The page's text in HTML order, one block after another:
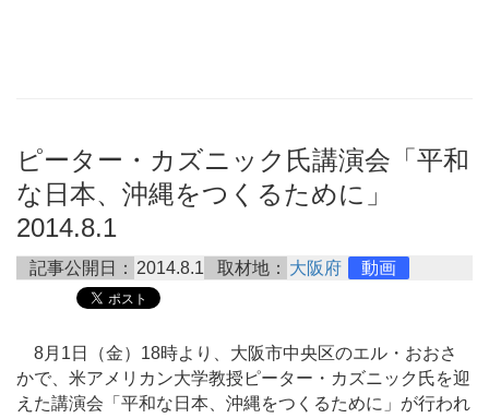
ピーター・カズニック氏講演会「平和
な日本、沖縄をつくるために」
2014.8.1
記事公開日： 2014.8.1 取材地： 大阪府 動画
8月1日（金）18時より、大阪市中央区のエル・おおさ
かで、米アメリカン大学教授ピーター・カズニック氏を迎
えた講演会「平和な日本、沖縄をつくるために」が行われ